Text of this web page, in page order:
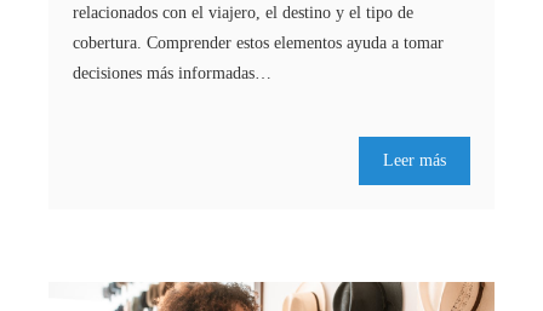
relacionados con el viajero, el destino y el tipo de
cobertura. Comprender estos elementos ayuda a tomar
decisiones más informadas…
Leer más